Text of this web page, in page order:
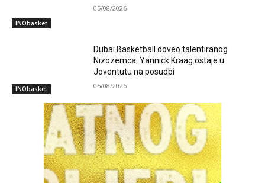
INObasket
05/08/2026
INObasket
Dubai Basketball doveo talentiranog
Nizozemca: Yannick Kraag ostaje u
Joventutu na posudbi
05/08/2026